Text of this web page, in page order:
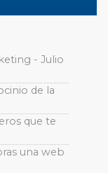
- Julio
de la
que te
una web